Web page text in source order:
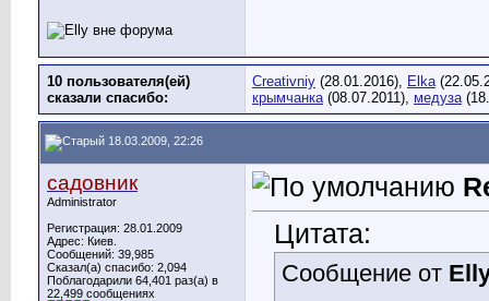
10 пользователя(ей)
сказали cпасибо:
Creativniy (28.01.2016), Elka
крымчанка(08.07.2011), медуза
18.03.2009, 22:26
садовник
Administrator
Регистрация: 28.01.2009
Адрес: Киев.
Сообщений: 39,985
Сказал(а) спасибо: 2,094
Поблагодарили 64,401 раз(а) в
22,499 сообщениях
Цитата:
Сообщение от